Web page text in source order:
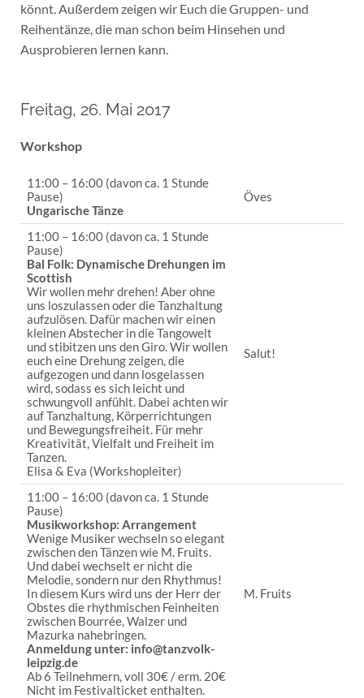
könnt. Außerdem zeigen wir Euch die Gruppen- und
Reihentänze, die man schon beim Hinsehen und
Ausprobieren lernen kann.
Freitag, 26. Mai 2017
Workshop
11:00 – 16:00 (davon ca. 1 Stunde
Pause)
Ungarische Tänze
Öves
11:00 – 16:00 (davon ca. 1 Stunde
Pause)
Bal Folk: Dynamische Drehungen im
Scottish
Wir wollen mehr drehen! Aber ohne
uns loszulassen oder die Tanzhaltung
aufzulösen. Dafür machen wir einen
kleinen Abstecher in die Tangowelt
und stibitzen uns den Giro. Wir wollen
euch eine Drehung zeigen, die
aufgezogen und dann losgelassen
wird, sodass es sich leicht und
schwungvoll anfühlt. Dabei achten wir
auf Tanzhaltung, Körperrichtungen
und Bewegungsfreiheit. Für mehr
Kreativität, Vielfalt und Freiheit im
Tanzen.
Elisa & Eva (Workshopleiter)
Salut!
11:00 – 16:00 (davon ca. 1 Stunde
Pause)
Musikworkshop: Arrangement
Wenige Musiker wechseln so elegant
zwischen den Tänzen wie M. Fruits.
Und dabei wechselt er nicht die
Melodie, sondern nur den Rhythmus!
In diesem Kurs wird uns der Herr der
Obstes die rhythmischen Feinheiten
zwischen Bourrée, Walzer und
Mazurka nahebringen.
Anmeldung unter: info@tanzvolk-
leipzig.de
Ab 6 Teilnehmern, voll 30€ / erm. 20€
Nicht im Festivalticket enthalten.
M. Fruits